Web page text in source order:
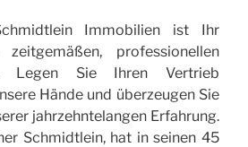
Immobilien ist Ihr
professionellen
Legen Sie Ihren Vertrieb
Hände und überzeugen Sie
jahrzehntelangen Erfahrung.
Schmidtlein, hat in seinen 45